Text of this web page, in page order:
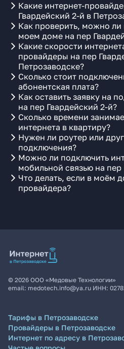
Какие интернет-
Гвардейский 2-й в
Как проверить, можно ли
моем доме на пер
Какие скорости
провайдеры на пер
Петрозаводске?
Сколько стоит
абонентская плата?
Как оставить заявку на
на пер Гвардейский 2-й?
Сколько времени
интернета в квартиру?
Нужен ли роутер или
подключения?
Можно ли подключить
мобильной связью на пер
Что делать, если в моём
провайдера?
© 2026 ООО «Медовые Технологии»
email: medotech.info@ya.ru ИНН:
Тарифы в Петрозаводске
Провайдеры в Петрозаводске
Интернет по адресу в